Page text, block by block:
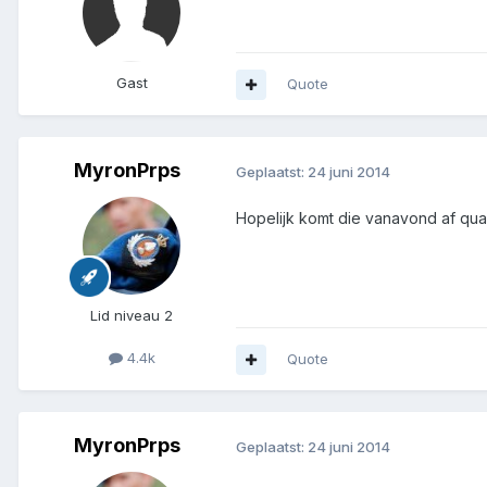
Gast Quote
MyronPrps
Lid niveau 2
4.4k
Geplaatst: 24 juni 2014
Hopelijk komt die vanavond af
Quote
MyronPrps Geplaatst: 24 juni 2014